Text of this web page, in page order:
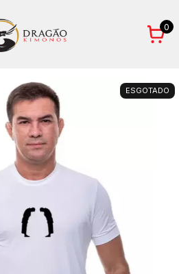
0
ESGOTADO